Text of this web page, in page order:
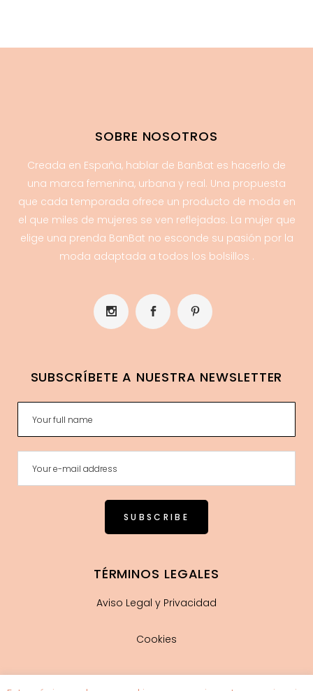
SOBRE NOSOTROS
Creada en España, hablar de BanBat es hacerlo de
una marca femenina, urbana y real. Una propuesta
que cada temporada ofrece un producto de moda en
el que miles de mujeres se ven reflejadas. La mujer que
elige una prenda BanBat no esconde su pasión por la
moda adaptada a todos los bolsillos .
SUBSCRÍBETE A NUESTRA NEWSLETTER
TÉRMINOS LEGALES
Aviso Legal y Privacidad
Cookies